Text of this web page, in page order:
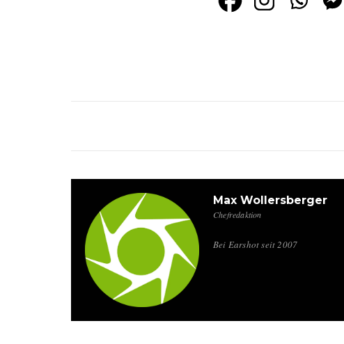
Max Wollersberger
Chefredaktion
Bei Earshot seit 2007